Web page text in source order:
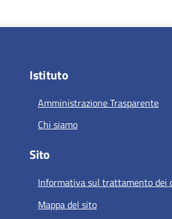
Istituto
Amministrazione Trasparente
Chi siamo
Sito
Informativa sul trattamento dei
Mappa del sito